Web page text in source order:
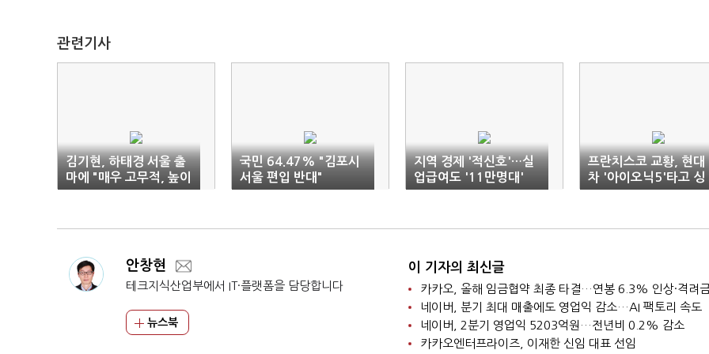
관련기사
김기현, 하태경 서울 출
마에 "매우 고무적, 높이
평가"
국민 64.47% "김포시
서울 편입 반대"
지역 경제 '적신호'…실
업급여도 '11만명대'
프란치스코 교황, 현대
차 '아이오닉5'타고 싱
가포르 순방
안창현
테크지식산업부에서 IT·플랫폼을 담당합니다
뉴스북
이 기자의 최신글
네이버, 분기 최대 매출에도 영업익 감소…AI 팩토리 속도
네이버, 2분기 영업익 5203억원…전년비 0.2% 감소
카카오엔터프라이즈, 이재한 신임 대표 선임